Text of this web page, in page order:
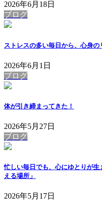
2026年6月18日
ブログ
ストレスの多い毎日から、心身
2026年6月1日
ブログ
体が引き締まってきた！
2026年5月27日
ブログ
忙しい毎日でも、心にゆとりが
える場所」
2026年5月17日